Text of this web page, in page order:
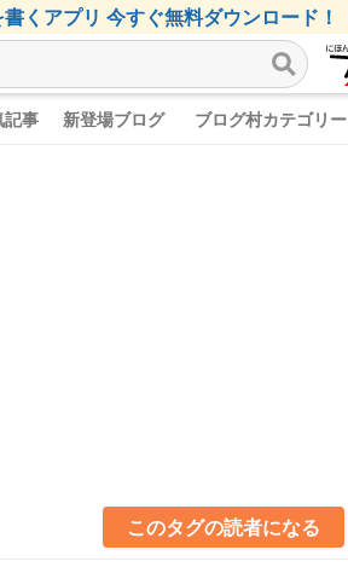
くアプリ 今すぐ無料ダウンロード！
記事 新登場ブログ ブログ村カテゴリー
このタグの読者になる